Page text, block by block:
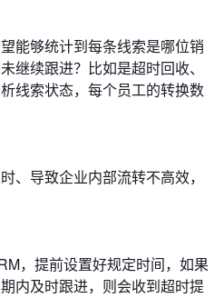
能够统计到每条线索是哪位销
继续跟进？比如是超时回收、
线索状态，每个员工的转换数
、导致企业内部流转不高效，
，提前设置好规定时间，如果
内及时跟进，则会收到超时提